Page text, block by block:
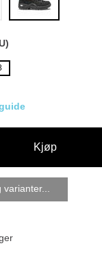
Kjøp
varianter...